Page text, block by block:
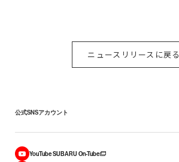
ニュースリリースに戻る
公式SNSアカウント
YouTube SUBARU On-Tube